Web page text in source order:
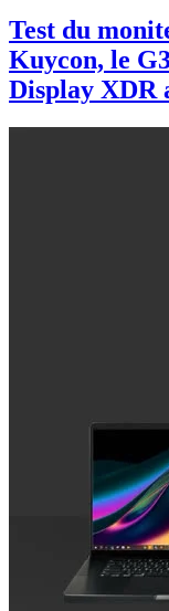
Test du
Kuycon, le
Display XDR